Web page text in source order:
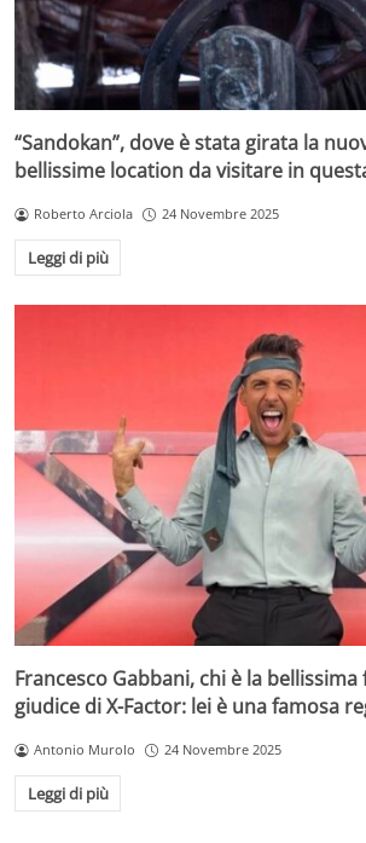
“Sandokan”, dove è stata girata la
bellissime location da visitare in
Roberto Arciola 24 Novembre 2025
Leggi di più
Francesco Gabbani, chi è la
giudice di X-Factor: lei è una famosa
Antonio Murolo 24 Novembre 2025
Leggi di più